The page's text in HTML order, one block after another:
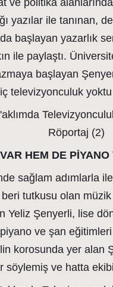
ve politika
yazılar ile tanınan,
başlayan yazarlık
ile paylaştı.
başlayan
televizyonculuk yoktu
HEM DE
sağlam adımlarla
beri tutkusu olan
Yeliz Şenyerli, lise
ve şan
korosunda yer alan
söylemiş ve hatta